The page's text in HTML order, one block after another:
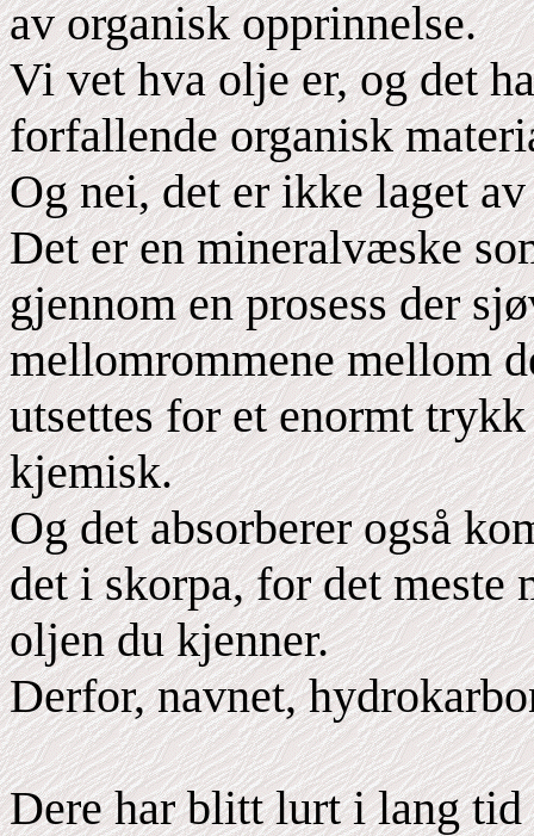
av organisk opprinnelse.
Vi vet hva olje er, og det
forfallende organisk
Og nei, det er ikke laget
Det er en mineralvæske
gjennom en prosess der
mellomrommene mellom
utsettes for et enormt
kjemisk.
Og det absorberer også
det i skorpa, for det meste
oljen du kjenner.
Derfor, navnet,
Dere har blitt lurt i lang